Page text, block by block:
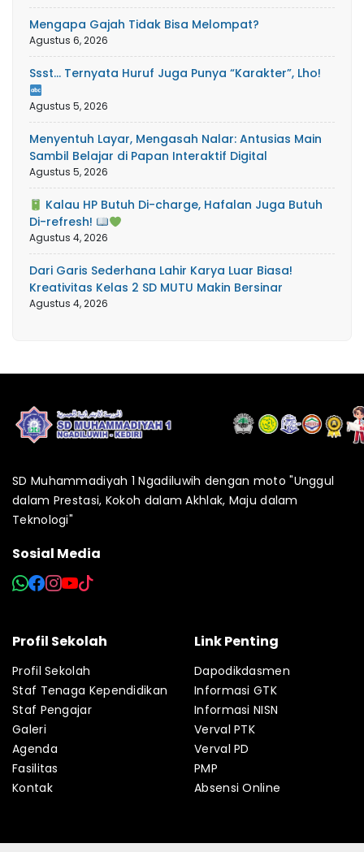
Mengapa Gajah Tidak Bisa Melompat?
Agustus 6, 2026
Ssst… Ternyata Huruf Juga Punya “Karakter”, Lho!
Agustus 5, 2026
Menyentuh Layar, Mengasah Nalar: Antusias Main
Sambil Belajar di Papan Interaktif Digital
Agustus 5, 2026
Kalau HP Butuh Di-charge, Hafalan Juga Butuh
Di-refresh!
Agustus 4, 2026
Dari Garis Sederhana Lahir Karya Luar Biasa!
Kreativitas Kelas 2 SD MUTU Makin Bersinar
Agustus 4, 2026
SD Muhammadiyah 1 Ngadiluwih dengan moto "Unggul
dalam Prestasi, Kokoh dalam Akhlak, Maju dalam
Teknologi"
Sosial Media
Profil Sekolah
Profil Sekolah
Staf Tenaga Kependidikan
Staf Pengajar
Galeri
Agenda
Fasilitas
Kontak
Link Penting
Dapodikdasmen
Informasi GTK
Informasi NISN
Verval PTK
Verval PD
PMP
Absensi Online